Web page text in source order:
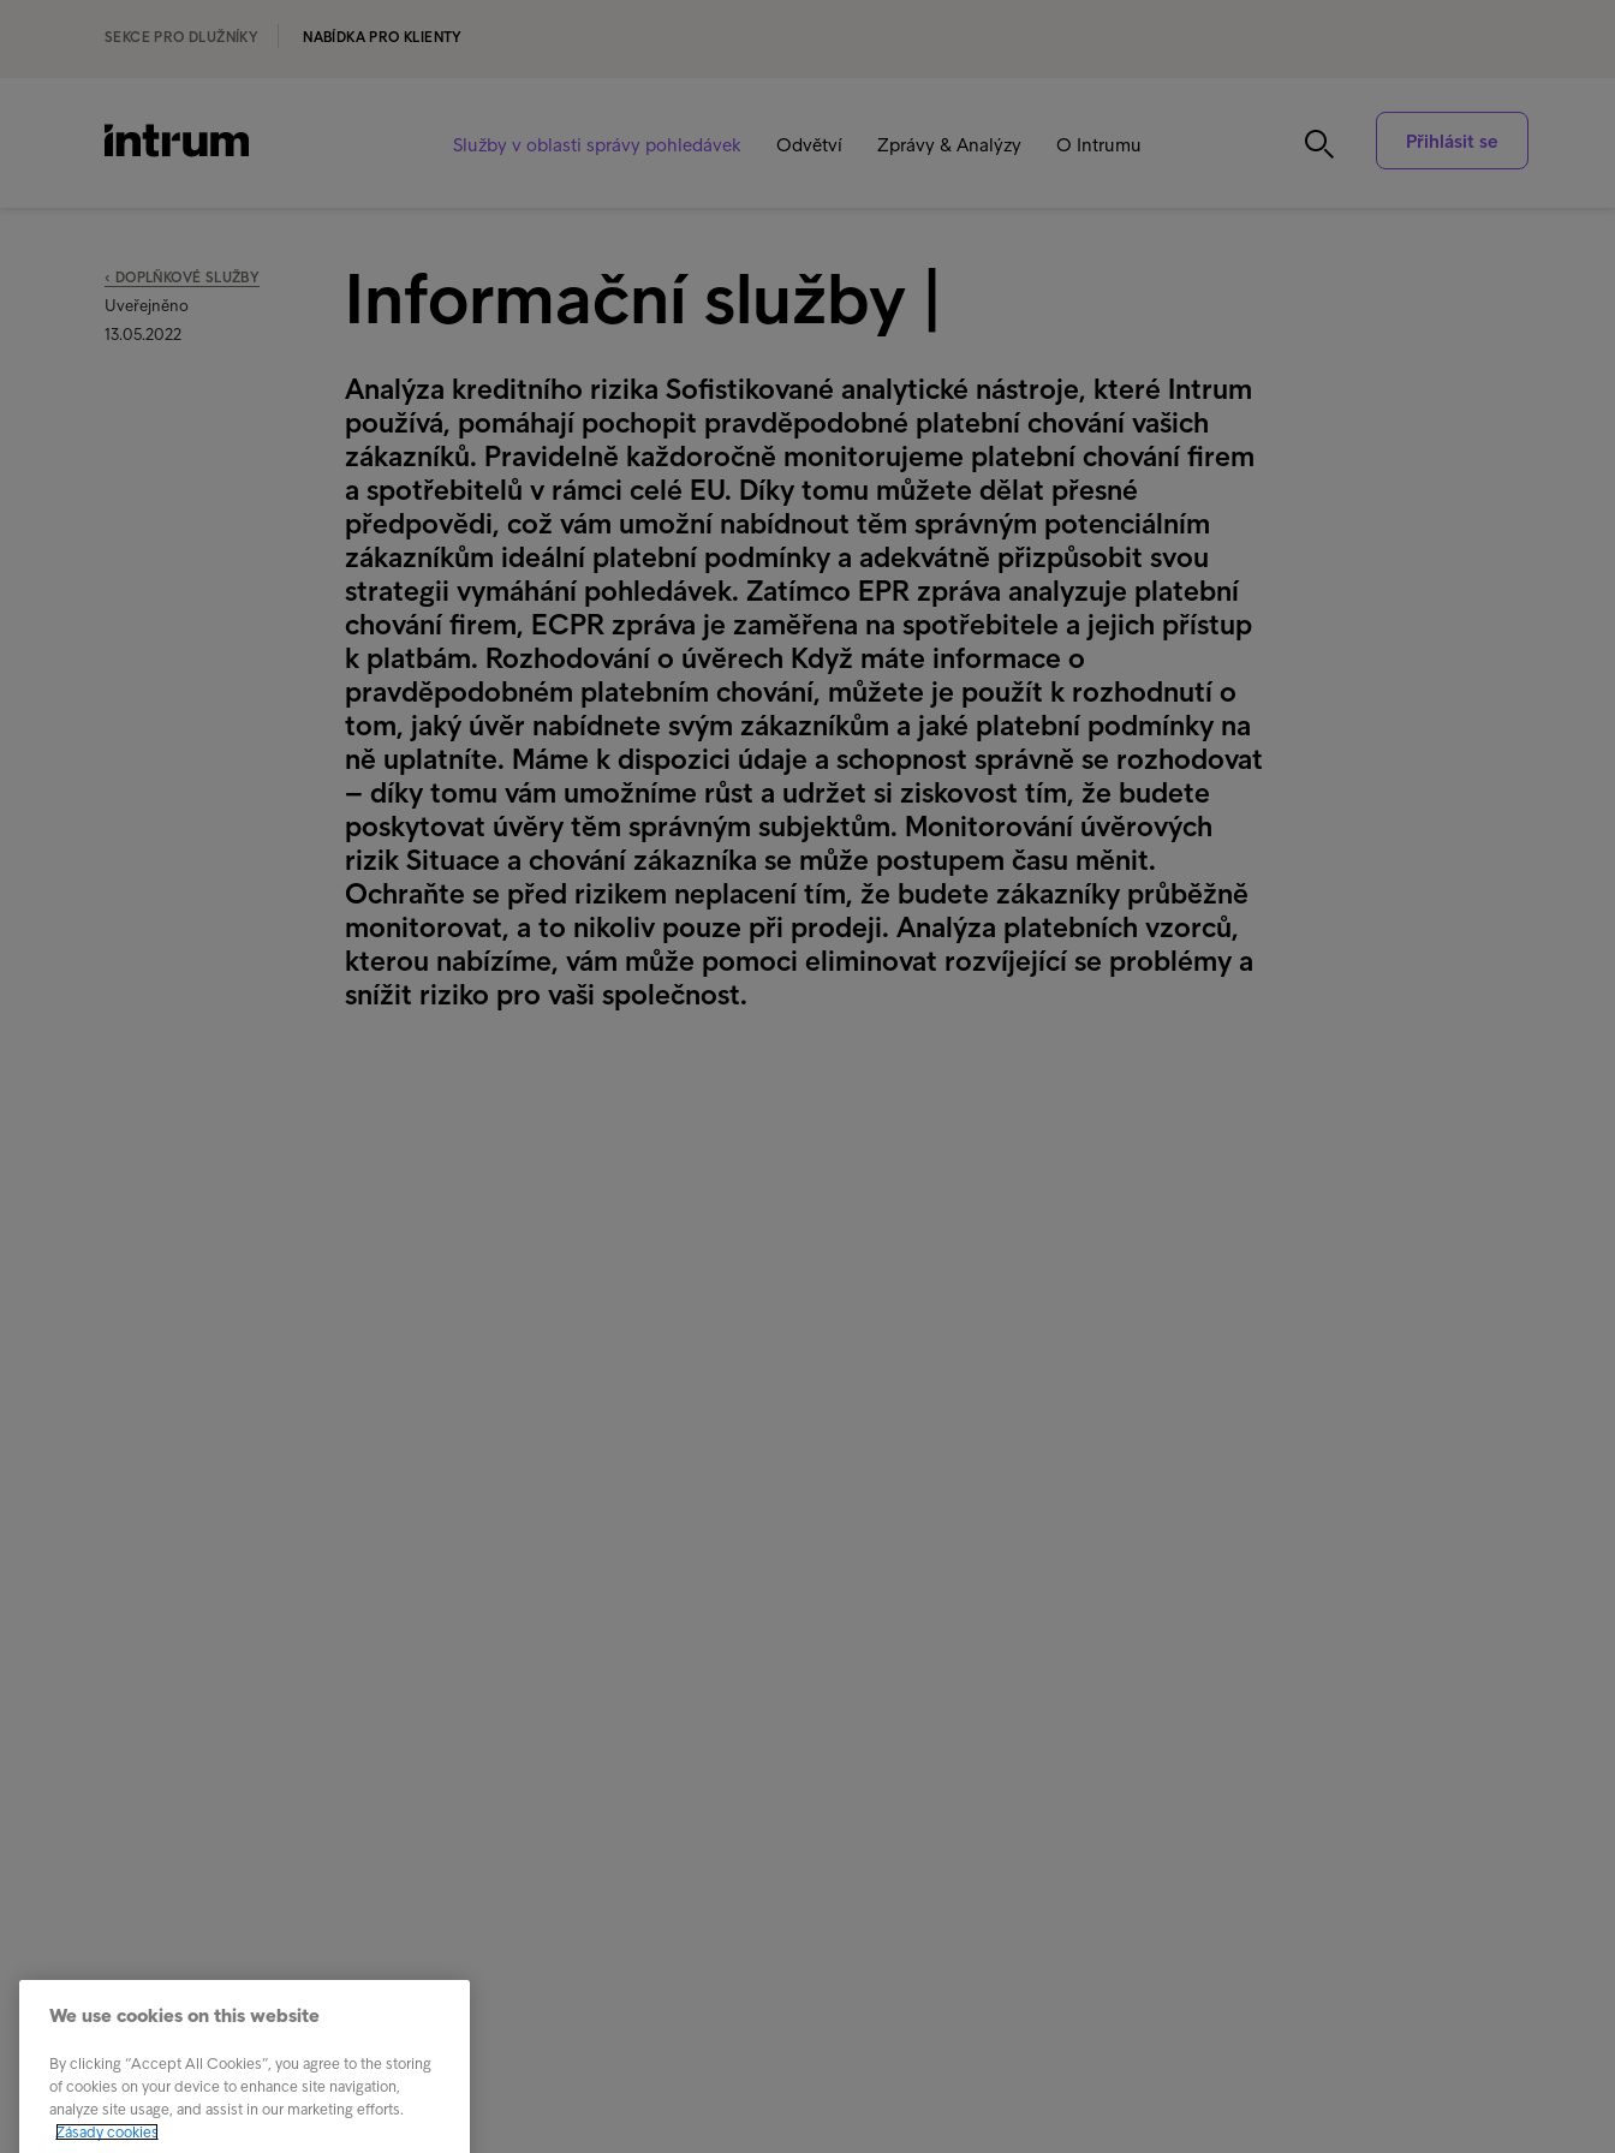
SEKCE PRO DLUŽNÍKY NABÍDKA PRO KLIENTY
Služby v oblasti správy pohledávek Odvětví Zprávy & Analýzy O Intrumu Přihlásit se
‹ DOPLŇKOVÉ SLUŽBY
Uveřejněno
13.05.2022
Informační služby |
Analýza kreditního rizika Sofistikované analytické nástroje, které Intrum
používá, pomáhají pochopit pravděpodobné platební chování vašich
zákazníků. Pravidelně každoročně monitorujeme platební chování firem
a spotřebitelů v rámci celé EU. Díky tomu můžete dělat přesné
předpovědi, což vám umožní nabídnout těm správným potenciálním
zákazníkům ideální platební podmínky a adekvátně přizpůsobit svou
strategii vymáhání pohledávek. Zatímco EPR zpráva analyzuje platební
chování firem, ECPR zpráva je zaměřena na spotřebitele a jejich přístup
k platbám. Rozhodování o úvěrech Když máte informace o
pravděpodobném platebním chování, můžete je použít k rozhodnutí o
tom, jaký úvěr nabídnete svým zákazníkům a jaké platební podmínky na
ně uplatníte. Máme k dispozici údaje a schopnost správně se rozhodovat
– díky tomu vám umožníme růst a udržet si ziskovost tím, že budete
poskytovat úvěry těm správným subjektům. Monitorování úvěrových
rizik Situace a chování zákazníka se může postupem času měnit.
Ochraňte se před rizikem neplacení tím, že budete zákazníky průběžně
monitorovat, a to nikoliv pouze při prodeji. Analýza platebních vzorců,
kterou nabízíme, vám může pomoci eliminovat rozvíjející se problémy a
snížit riziko pro vaši společnost.
Služby v oblasti správy pohledávek
Zprávy & Analýzy
O Intrumu
We use cookies on this website
By clicking “Accept All Cookies”, you agree to the storing
of cookies on your device to enhance site navigation,
analyze site usage, and assist in our marketing efforts.
Zásady cookies